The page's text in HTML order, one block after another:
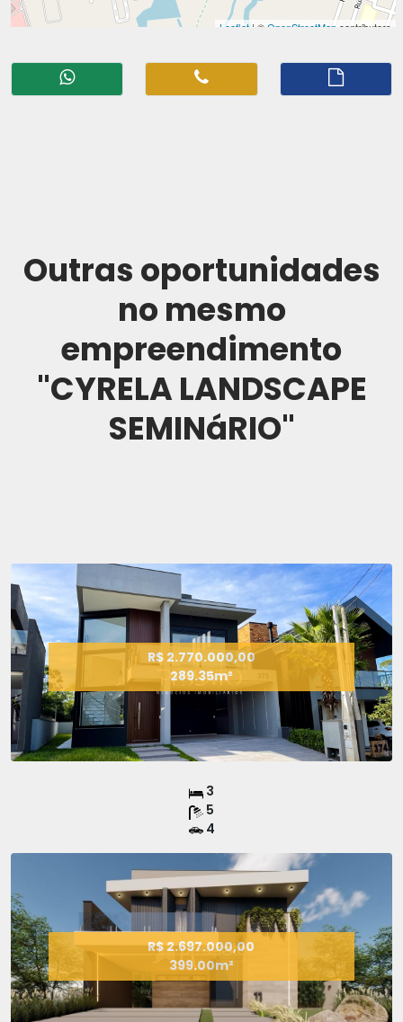
Outras oportunidades
no mesmo
empreendimento
"CYRELA LANDSCAPE
SEMINáRIO"
R$ 2.770.000,00
289.35m²
3
5
4
R$ 2.697.000,00
399.00m²